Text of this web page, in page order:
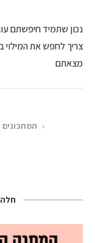
נכון שתמיד חיפשתם
צריך לחפש את המילוי
מצאתם